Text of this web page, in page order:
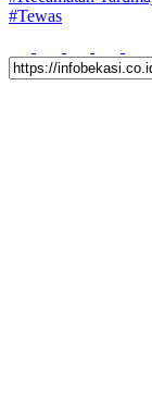
#Tewas